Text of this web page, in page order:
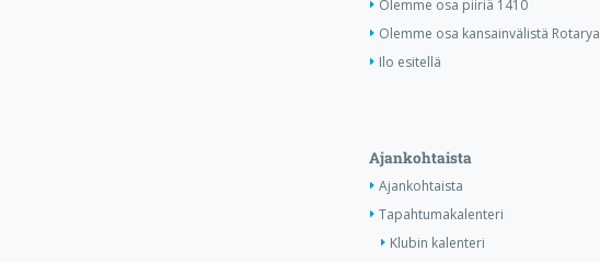
Olemme osa piiriä 1410
Olemme osa kansainvälistä Rotarya
Ilo esitellä
Ajankohtaista
Ajankohtaista
Tapahtumakalenteri
Klubin kalenteri